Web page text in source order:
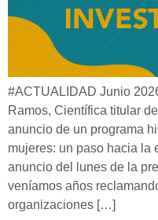
#ACTUALIDAD Junio
Ramos, Científica titular
anuncio de un programa
mujeres: un paso hacia la
anuncio del lunes de la
veníamos años
organizaciones […]